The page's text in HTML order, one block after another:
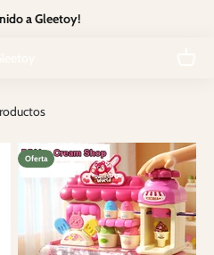
a Gleetoy!
Oferta